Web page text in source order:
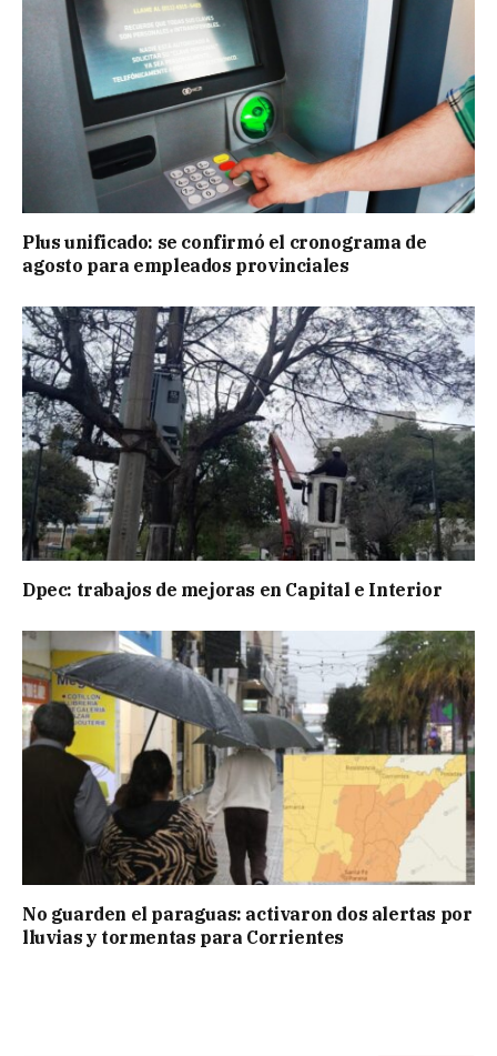
Plus unificado: se confirmó el cronograma de
agosto para empleados provinciales
Dpec: trabajos de mejoras en Capital e Interior
No guarden el paraguas: activaron dos alertas por
lluvias y tormentas para Corrientes